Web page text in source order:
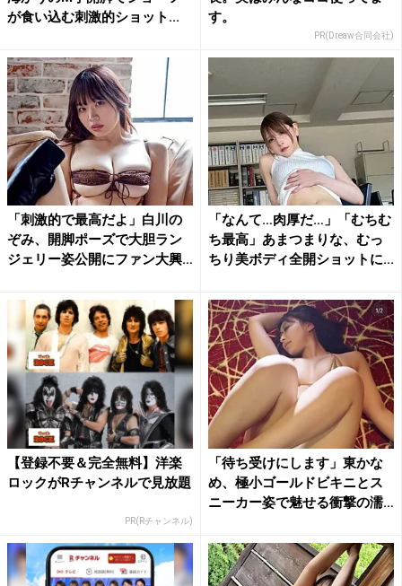
が食い込む刺激的ショット...
す。
PR(Dreaw合同会社)
「刺激的で最高だよ」白川の
ぞみ、開脚ポーズで大胆ラン
ジェリー姿公開にファン大興
「なんて…肉厚だ…」「むちむ
ち最高」あまつまりな、むっ
ちり美ボディ全開ショットに...
【登録不要＆完全無料】洋楽
ロックがRチャンネルで見放題
PR(Rチャンネル)
「待ち受けにします」東かな
め、極小ゴールドビキニとス
ニーカー姿で魅せる衝撃の濡